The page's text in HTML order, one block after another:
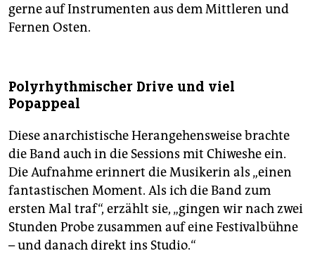
gerne auf Instrumenten aus dem Mittleren und
Fernen Osten.
Polyrhythmischer Drive und viel
Popappeal
Diese anarchistische Herangehensweise brachte
die Band auch in die Sessions mit Chiweshe ein.
Die Aufnahme erinnert die Musikerin als „einen
fantastischen Moment. Als ich die Band zum
ersten Mal traf“, erzählt sie, „gingen wir nach zwei
Stunden Probe zusammen auf eine Festivalbühne
– und danach direkt ins Studio.“